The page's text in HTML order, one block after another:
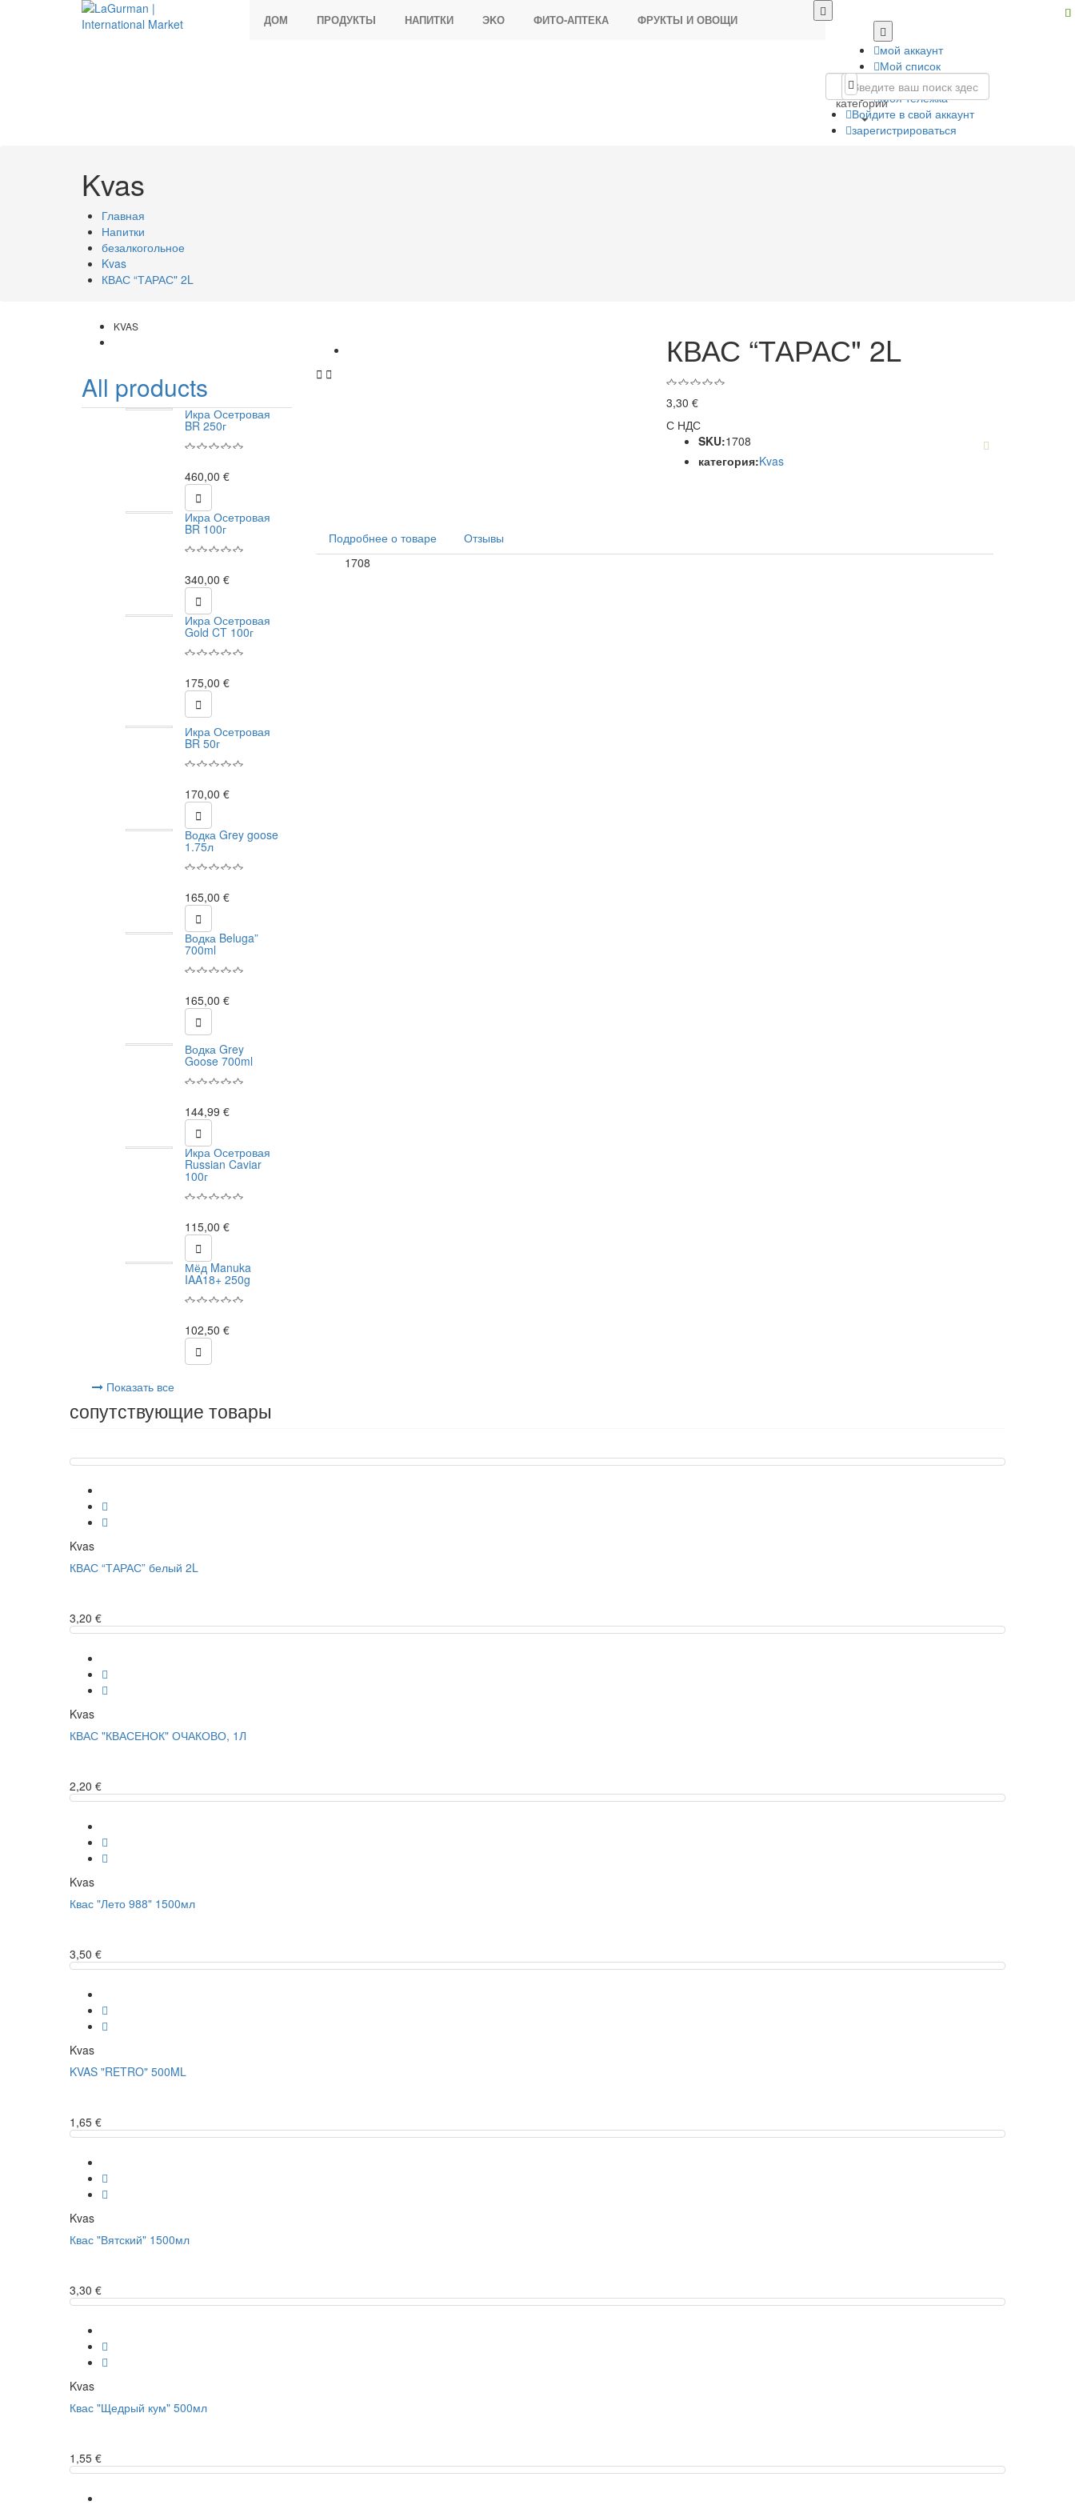
ДОМ ПРОДУКТЫ НАПИТКИ ЭKО ФИТО-АПТЕКА ФРУКТЫ И ОВОЩИ
Все
категории
мой аккаунт
Мой список
пожеланий
Моя тележка
Войдите в свой аккаунт
зарегистрироваться
Kvas
Главная
Напитки
безалкогольное
Kvas
КВАС “ТАРАС" 2L
 
КВАС “ТАРАС" 2L
3,30 €
С НДС
SKU:1708
категория:Kvas
Подробнее о товаре Отзывы
1708
KVAS
All products
Икра Осетровая
BR 250г
460,00 €

Икра Осетровая
BR 100г
340,00 €

Икра Осетровая
Gold CT 100г
175,00 €

Икра Осетровая
BR 50г
170,00 €

Водка Grey goose
1.75л
165,00 €

Водка Beluga”
700ml
165,00 €

Водка Grey
Goose 700ml
144,99 €

Икра Осетровая
Russian Caviar
100г
115,00 €

Мёд Manuka
IAA18+ 250g
102,50 €

Показать все
сопутствующие товары
Kvas
КВАС “ТАРАС” белый 2L
3,20 €
Kvas
КВАС "КВАСЕНОК" ОЧАКОВО, 1Л
2,20 €
Kvas
Квас "Лето 988" 1500мл
3,50 €
Kvas
KVAS "RETRO" 500ML
1,65 €
Kvas
Квас "Вятский" 1500мл
3,30 €
Kvas
Квас "Щедрый кум" 500мл
1,55 €